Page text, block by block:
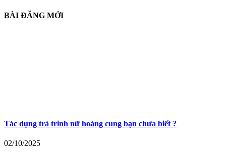
BÀI ĐĂNG MỚI
Tác dụng trà trinh nữ hoàng cung bạn chưa biết ?
02/10/2025